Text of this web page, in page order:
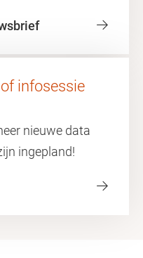
infosessie
nieuwe data
ingepland!